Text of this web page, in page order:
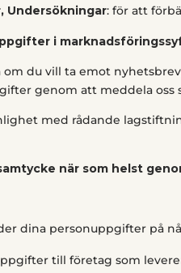
Undersökningar: för att
i
om du vill ta emot
genom att meddela oss
med rådande
när som helst
dina personuppgifter på
till företag som